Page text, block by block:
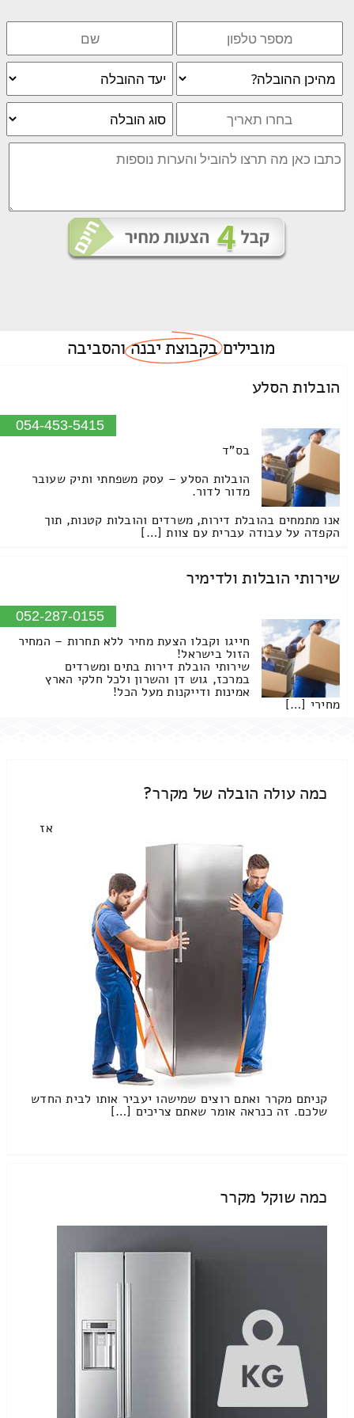
מוביליםבקבוצת יבנהוהסביבה
הובלות הסלע
054-453-5415
בס"ד
הובלות הסלע – עסק משפחתי ותיק שעובר
מדור לדור.
אנו מתמחים בהובלת דירות, משרדים והובלות קטנות, תוך
הקפדה על עבודה עברית עם צוות […]
שירותי הובלות ולדימיר
052-287-0155
חייגו וקבלו הצעת מחיר ללא תחרות – המחיר
הזול בישראל!
שירותי הובלת דירות בתים ומשרדים
במרכז, גוש דן והשרון ולכל חלקי הארץ
אמינות ודייקנות מעל הכל!
מחירי […]
כמה עולה הובלה של מקרר?
אז
קניתם מקרר ואתם רוצים שמישהו יעביר אותו לבית החדש
שלכם. זה כנראה אומר שאתם צריכים […]
כמה שוקל מקרר